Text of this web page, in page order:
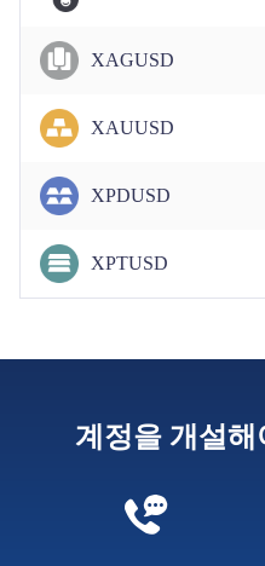
XAGUSD
XAUUSD
XPDUSD
XPTUSD
계정을 개설